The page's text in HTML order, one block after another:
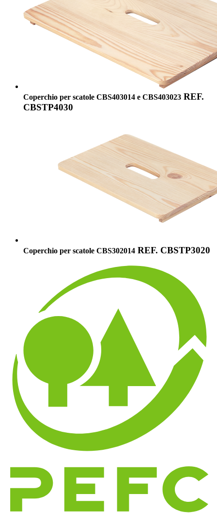
Coperchio per scatole CBS403014 e CBS403023 REF.
CBSTP4030
Coperchio per scatole CBS302014 REF. CBSTP3020